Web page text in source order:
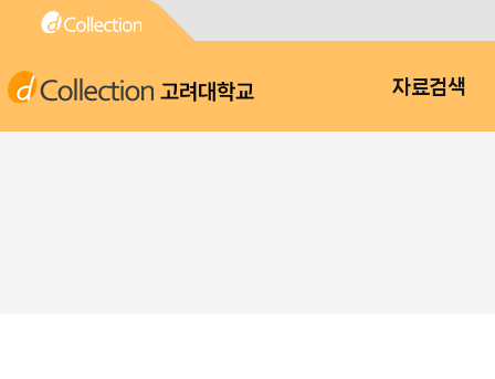
고려대학교 자료검색